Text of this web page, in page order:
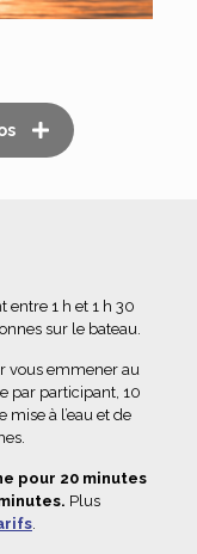
entre 1 h et 1 h 30
sur le bateau.
vous emmener au
par participant, 10
mise à l’eau et de
pour 20 minutes
Plus
.